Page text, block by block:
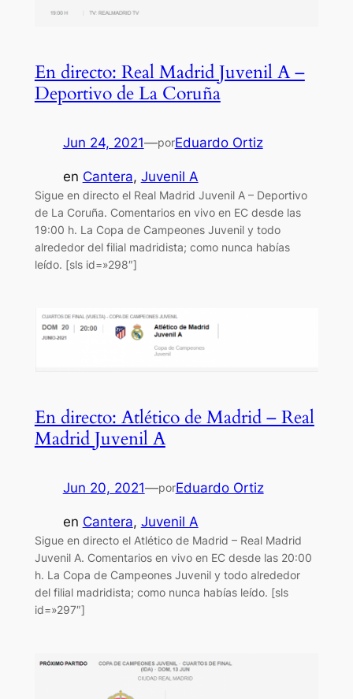
En directo: Real Madrid Juvenil A –
Deportivo de La Coruña
Jun 24, 2021—porEduardo Ortiz
en Cantera, Juvenil A
Sigue en directo el Real Madrid Juvenil A – Deportivo
de La Coruña. Comentarios en vivo en EC desde las
19:00 h. La Copa de Campeones Juvenil y todo
alrededor del filial madridista; como nunca habías
leído. [sls id=»298″]
En directo: Atlético de Madrid – Real
Madrid Juvenil A
Jun 20, 2021—porEduardo Ortiz
en Cantera, Juvenil A
Sigue en directo el Atlético de Madrid – Real Madrid
Juvenil A. Comentarios en vivo en EC desde las 20:00
h. La Copa de Campeones Juvenil y todo alrededor
del filial madridista; como nunca habías leído. [sls
id=»297″]